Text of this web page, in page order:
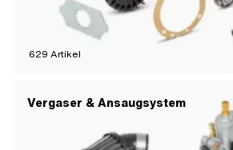
629 Artikel
Vergaser & Ansaugsystem